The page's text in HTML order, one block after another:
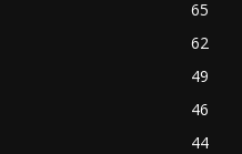
65
62
49
46
44